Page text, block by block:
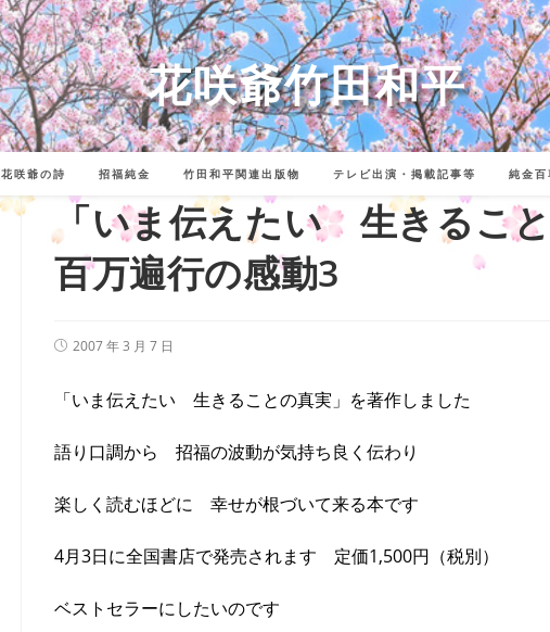
花咲爺竹田和平
花咲爺の詩 招福純金 竹田和平関連出版物 テレビ出演・掲載記事等 純金
「いま伝えたい 生きるこ
百万遍行の感動3
投
開
2007 年 3 月 7 日
「いま伝えたい 生きることの真実」を著作しました
語り口調から 招福の波動が気持ち良く伝わり
楽しく読むほどに 幸せが根づいて来る本です
4月3日に全国書店で発売されます 定価1,500円（税別）
ベストセラーにしたいのです